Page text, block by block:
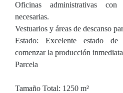
Oficinas administrativas
necesarias.
Vestuarios y áreas de descanso
Estado: Excelente estado
comenzar la producción
Parcela
Tamaño Total: 1250 m²